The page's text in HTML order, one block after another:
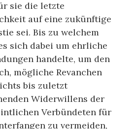
sie die letzte
auf eine zukünftige
sei. Bis zu welchem
sich dabei um ehrliche
handelte, um den
mögliche Revanchen
bis zuletzt
Widerwillens der
Verbündeten für
zu vermeiden,